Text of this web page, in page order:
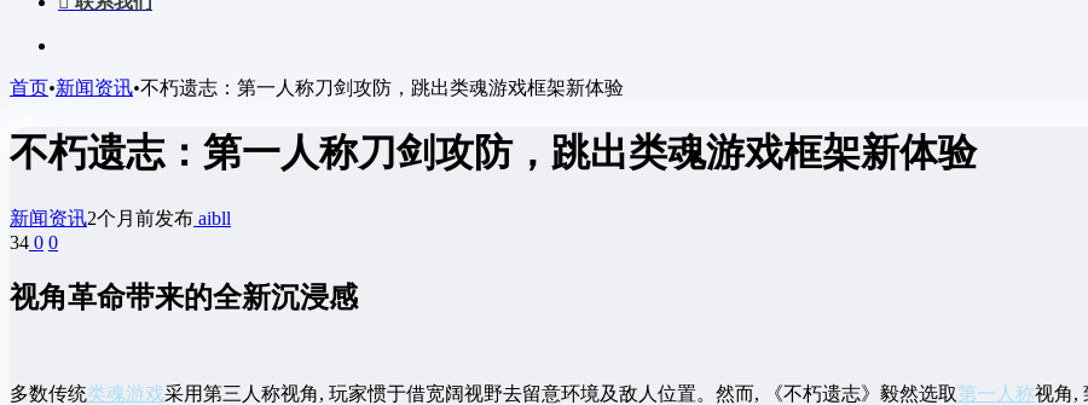
首页•新闻资讯•不朽遗志：第一人称刀剑攻防，跳出类魂游戏框架新体验
不朽遗志：第一人称刀剑攻防，跳出类魂游戏框架新体验
新闻资讯2个月前发布 aibll
34 0 0
视角革命带来的全新沉浸感
多数传统类魂游戏采用第三人称视角, 玩家惯于借宽阔视野去留意环境及敌人位置。然而, 《不朽遗志》毅然选取第一人称视角,